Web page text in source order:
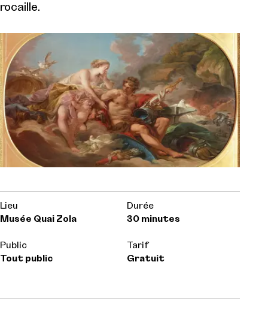
rocaille.
Lieu
Musée Quai Zola
Durée
30 minutes
Public
Tout public
Tarif
Gratuit